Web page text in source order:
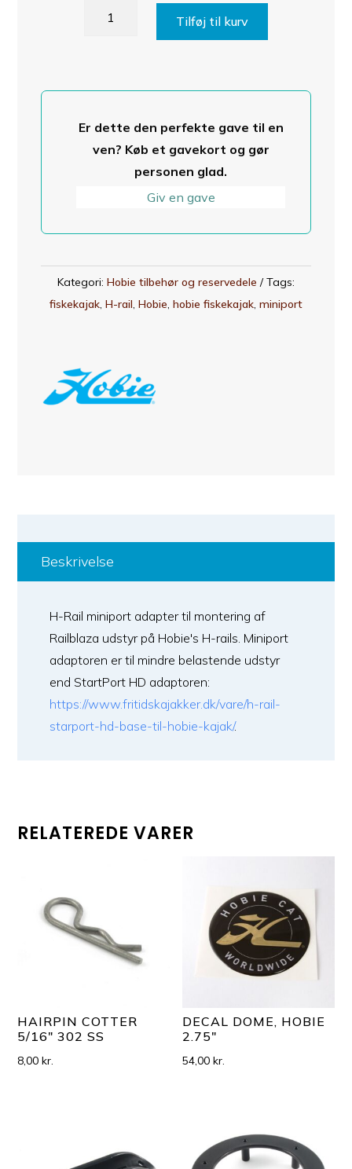
Tilføj til kurv
Er dette den perfekte gave til en
ven? Køb et gavekort og gør
personen glad.
Giv en gave
Kategori: Hobie tilbehør og reservedele
Tags:
fiskekajak, H-rail, Hobie, hobie fiskekajak, miniport
Beskrivelse
H-Rail miniport adapter til montering af
Railblaza udstyr på Hobie's H-rails. Miniport
adaptoren er til mindre belastende udstyr
end StartPort HD adaptoren:
https://www.fritidskajakker.dk/vare/h-rail-
starport-hd-base-til-hobie-kajak/.
RELATEREDE VARER
HAIRPIN COTTER
5/16″ 302 SS
8,00kr.
DECAL DOME, HOBIE
2.75″
54,00kr.